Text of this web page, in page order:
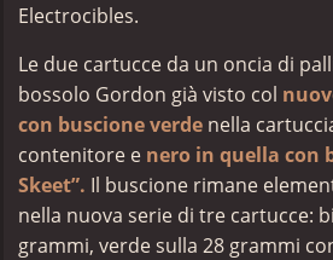
Electrocibles.
Le due cartucce da un oncia di
bossolo Gordon già visto col
con buscione verde nella
contenitore e nero in quella con
Skeet”. Il buscione rimane
nella nuova serie di tre cartucce:
grammi, verde sulla 28 grammi